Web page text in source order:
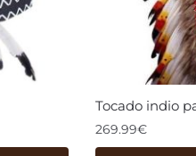
Tocado indio
269.99€